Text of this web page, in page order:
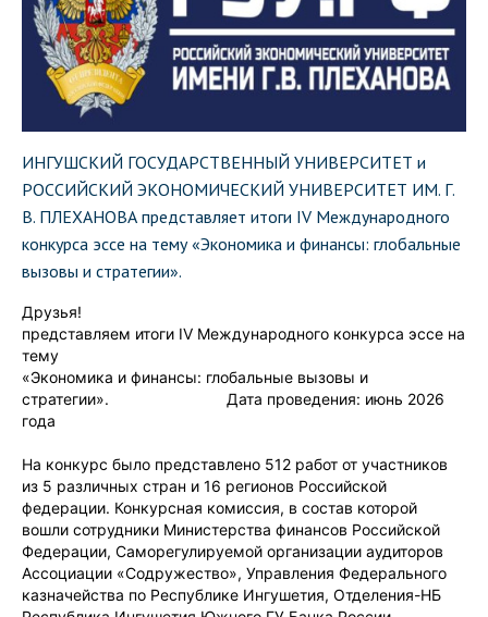
ИНГУШСКИЙ ГОСУДАРСТВЕННЫЙ УНИВЕРСИТЕТ и
РОССИЙСКИЙ ЭКОНОМИЧЕСКИЙ УНИВЕРСИТЕТ ИМ. Г.
В. ПЛЕХАНОВА представляет итоги IV Международного
конкурса эссе на тему «Экономика и финансы: глобальные
вызовы и стратегии».
Друзья!
представляем итоги IV Международного конкурса эссе на
тему
«Экономика и финансы: глобальные вызовы и
стратегии». Дата проведения: июнь 2026
года
На конкурс было представлено 512 работ от участников
из 5 различных стран и 16 регионов Российской
федерации. Конкурсная комиссия, в состав которой
вошли сотрудники Министерства финансов Российской
Федерации, Саморегулируемой организации аудиторов
Ассоциации «Содружество», Управления Федерального
казначейства по Республике Ингушетия, Отделения-НБ